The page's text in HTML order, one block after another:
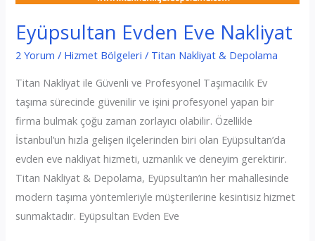
Eyüpsultan Evden Eve Nakliyat
2 Yorum / Hizmet Bölgeleri / Titan Nakliyat & Depolama
Titan Nakliyat ile Güvenli ve Profesyonel Taşımacılık Ev
taşıma sürecinde güvenilir ve işini profesyonel yapan bir
firma bulmak çoğu zaman zorlayıcı olabilir. Özellikle
İstanbul’un hızla gelişen ilçelerinden biri olan Eyüpsultan’da
evden eve nakliyat hizmeti, uzmanlık ve deneyim gerektirir.
Titan Nakliyat & Depolama, Eyüpsultan’ın her mahallesinde
modern taşıma yöntemleriyle müşterilerine kesintisiz hizmet
sunmaktadır. Eyüpsultan Evden Eve